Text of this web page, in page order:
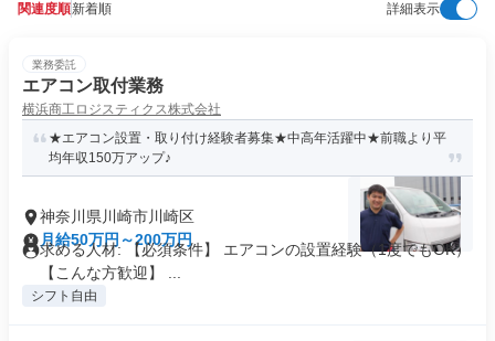
関連度順新着順 詳細表示
業務委託
エアコン取付業務
横浜商工ロジスティクス株式会社
★エアコン設置・取り付け経験者募集★中高年活躍中★前職より平
均年収150万アップ♪
神奈川県川崎市川崎区
月給50万円～200万円
求める人材: 【必須条件】 エアコンの設置経験（1度でもOK）
【こんな方歓迎】 ...
シフト自由